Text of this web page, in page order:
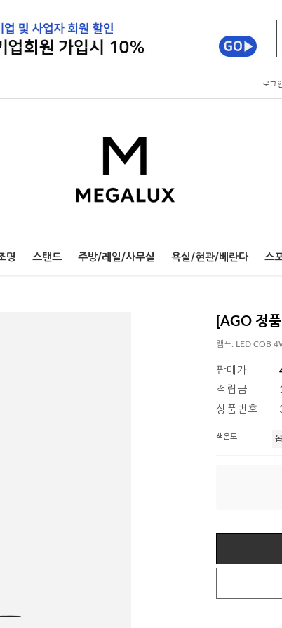
로그
명 스탠드 주방/레일/사무실 욕실/현관/베란다 스
[AGO 정
램프: LED COB
판매가
적립금
상품번호
색온도